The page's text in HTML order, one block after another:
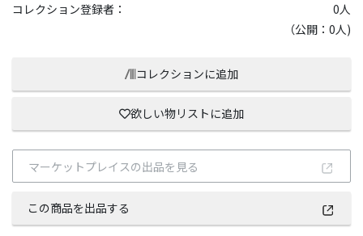
コレクション登録者：
0人
（公開：0人)
コレクションに追加
欲しい物リストに追加
マーケットプレイスの出品を見る
この商品を出品する